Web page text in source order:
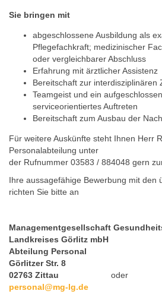
Sie bringen mit
abgeschlossene Ausbildung als
Pflegefachkraft; medizinischer
oder vergleichbarer Abschluss
Erfahrung mit ärztlicher Assistenz
Bereitschaft zur interdisziplinären
Teamgeist und ein
serviceorientiertes Auftreten
Bereitschaft zum Ausbau der
Für weitere Auskünfte steht Ihnen Herr
Personalabteilung unter
der Rufnummer 03583 / 884048 gern
Ihre aussagefähige Bewerbung mit den
richten Sie bitte an
Managementgesellschaft
Landkreises Görlitz mbH
Abteilung Personal
Görlitzer Str. 8
02763 Zittau oder im
personal@mg-lg.de